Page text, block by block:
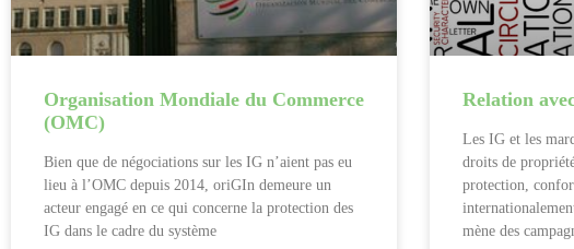
Organisation Mondiale du Commerce
(OMC)
Bien que de négociations sur les IG n’aient pas eu
lieu à l’OMC depuis 2014, oriGIn demeure un
acteur engagé en ce qui concerne la protection des
IG dans le cadre du système
Relation
Les IG et les
droits de
protection,
mène des